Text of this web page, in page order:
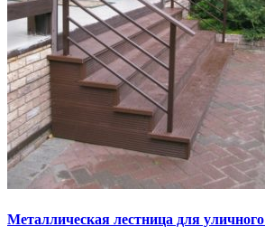
Металлическая лестница для